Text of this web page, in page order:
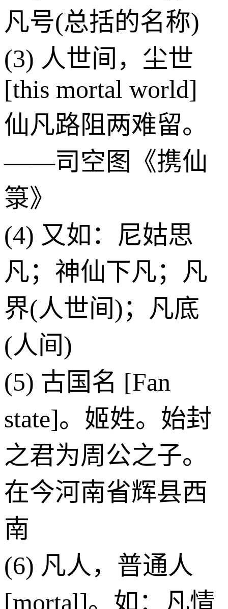
凡号(总括的名称)
(3) 人世间，尘世
[this mortal world]
仙凡路阻两难留。
——司空图《携仙
箓》
(4) 又如：尼姑思
凡；神仙下凡；凡
界(人世间)；凡底
(人间)
(5) 古国名 [Fan
state]。姬姓。始封
之君为周公之子。
在今河南省辉县西
南
(6) 凡人，普通人
[mortal]。如：凡情